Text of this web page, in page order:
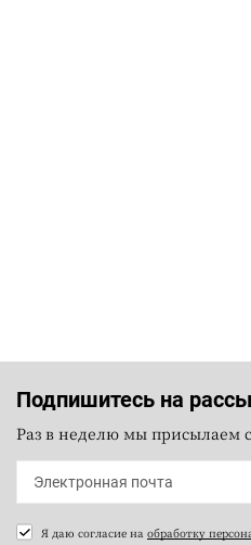
Подпишитесь на
Раз в неделю мы присылаем
Я даю согласие на обработку